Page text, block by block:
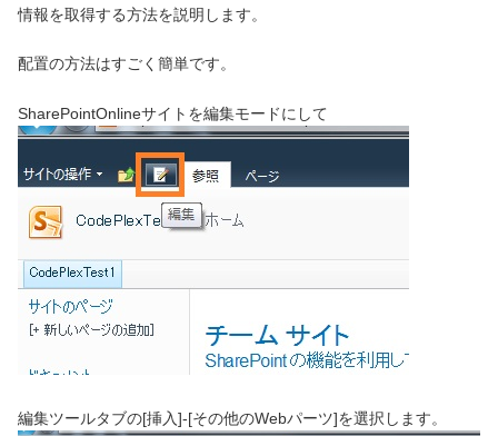
情報を取得する方法を説明します。
配置の方法はすごく簡単です。
SharePointOnlineサイトを編集モードにして
編集ツールタブの[挿入]-[その他のWebパーツ]を選択します。